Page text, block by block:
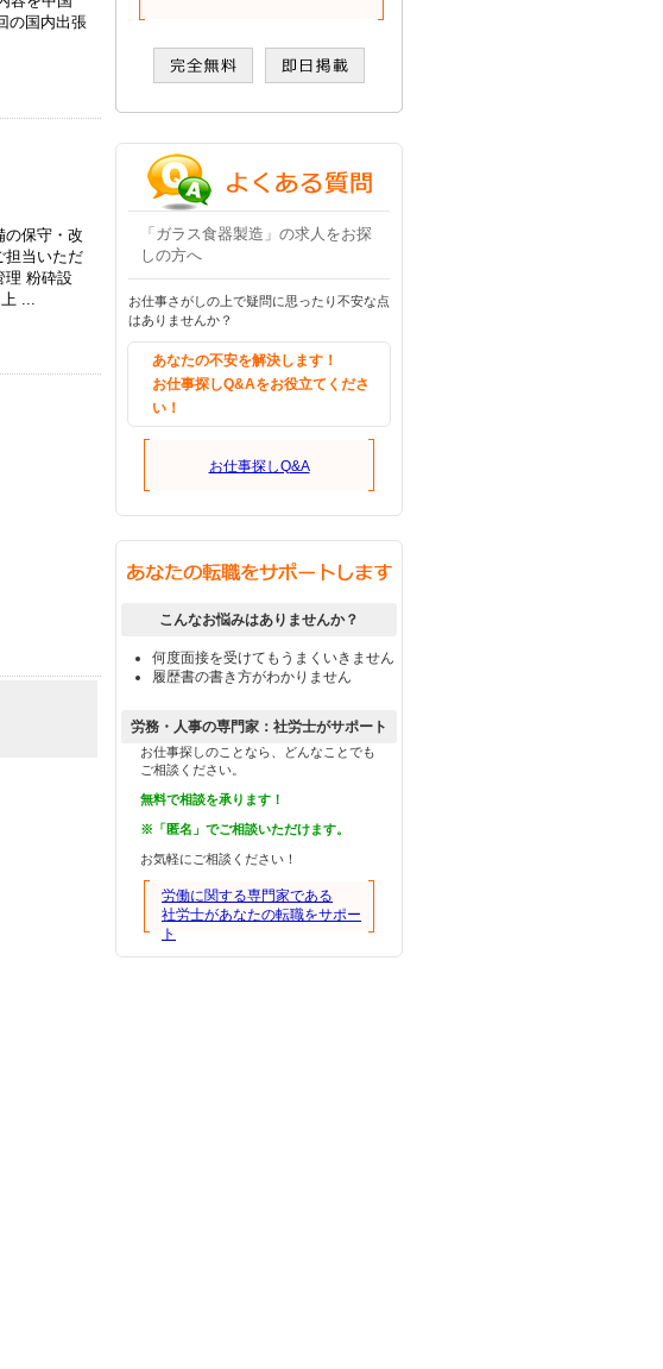
の国内出張
の保守・改
担当いただ
理 粉砕設
...
「ガラス食器製造」の求人をお探
しの方へ
お仕事さがしの上で疑問に思ったり不安な点
はありませんか？
あなたの不安を解決します！
お仕事探しQ&Aをお役立てくださ
い！
お仕事探しQ&A
こんなお悩みはありませんか？
何度面接を受けてもうまくいきません
履歴書の書き方がわかりません
労務・人事の専門家：社労士がサポート
お仕事探しのことなら、どんなことでも
ご相談ください。
無料で相談を承ります！
※「匿名」でご相談いただけます。
お気軽にご相談ください！
労働に関する専門家である
社労士があなたの転職をサポー
ト